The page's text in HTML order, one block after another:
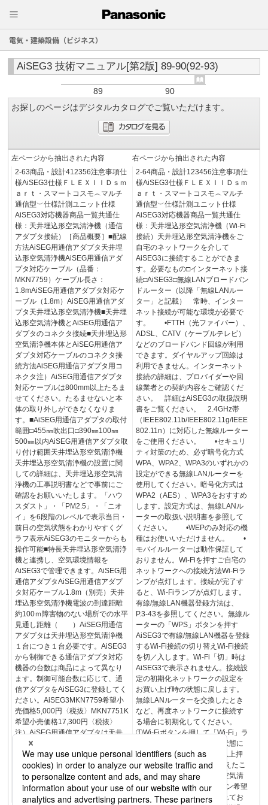
電気・建築設備（ビジネス）
AiSEG3 技術マニュアル[第2版] 89-90(92-93)
89
90
お探しのページはデジタルカタログでご覧いただけます。
左ページから抽出された内容
2-63商品・設計412356注意事項仕
様AiSEG3仕様ＦＬＥＸＩＩＤｓｍ
ａｒｔ・スマートコスモ︵マルチ
通信型︶仕様計測ユニット仕様
AiSEG3対応機器商品一覧共通仕
様：天井埋込形空気清浄機（通信
アダプタ接続）［商品概要］■配線
方法AiSEG用通信アダプタ天井埋
込形空気清浄機AiSEG用通信アダ
プタ対応ケーブル（品番：
MKN7759）ケーブル長さ：
1.8mAiSEG用通信アダプタ対応ケ
ーブル（1.8m）AiSEG用通信アダ
プタ天井埋込形空気清浄機■天井埋
込形空気清浄機とAiSEG用通信ア
ダプタのコネクタ接続■天井埋込形
空気清浄機本体とAiSEG用通信ア
ダプタ対応ケーブルのコネクタ接
続方法AiSEG用通信アダプタ用コ
ネクタ注）AiSEG用通信アダプタ
対応ケーブルは800mm以上たるま
せてください。たるませないと本
体の取り外しができなくなりま
す。■AiSEG用通信アダプタの取付
範囲□455㎜吹出口□390㎜100㎜
500㎜以内AiSEG用通信アダプタ取
り付け範囲天井埋込形空気清浄機
天井埋込形空気清浄機の設置に関
しての詳細は、天井埋込形空気清
浄機の工事説明書などで事前にご
確認をお願いいたします。「ハウ
スダスト」・「PM2.5」・「ニオ
イ」を6段階のレベルで表示当日・
前日の空気状態をわかりやすくグ
ラフ表示AiSEG3のモニターからも
操作可能■特長天井埋込形空気清浄
機と連携し、空気環境情報を
AiSEG3で管理できます。AiSEG用
通信アダプタAiSEG用通信アダプ
タ対応ケーブル1.8m（別売）天井
埋込形空気清浄機電波の到達距離
約100ｍ障害物のない場所での水平
見通し距離（ ）AiSEG用通信
アダプタは天井埋込形空気清浄機
１台につき１台必要です。AiSEG3
から制御できる通信アダプタ対応
機器の台数は商品によって異なり
ます。制御可能台数に応じて、通
信アダプタをAiSEG3に登録してく
ださい。AiSEG3MKN7759希望小
売価格5,000円〈税抜〉MKN7751K
希望小売価格17,300円〈税抜〉
注）AiSEG用通信アダプタは天井
埋込形空気清浄機1台につき1台必
要です。AiSEG3から制御できる天
井埋込形空気清浄機の台数は
AiSEG3（MKN706/MKN7140/MK
N7141）は4台、
AiSEG3（MKN707）は2台です。
右ページから抽出された内容
2-64商品・設計123456注意事項仕
様AiSEG3仕様ＦＬＥＸＩＩＤｓｍ
ａｒｔ・スマートコスモ︵マルチ
通信型︶仕様計測ユニット仕様
AiSEG3対応機器商品一覧共通仕
様：天井埋込形空気清浄機（Wi-Fi
接続）天井埋込形空気清浄機をご
自宅のネットワークを介して
AiSEG3に接続することができま
す。必要なもの□インターネット接
続□AiSEG3□無線LANブロードバン
ドルーター（以降「無線LANルー
ター」と記載） 常時、インター
ネット接続が可能な環境が必要で
す。 •FTTH（光ファイバー）、
ADSL、CATV（ケーブルテレビ）
などのブロードバンド回線が利用
できます。ダイヤルアップ回線は
利用できません。インターネット
接続の詳細は、プロバイダーや回
線業者との契約内容をご確認くだ
さい。 詳細はAiSEG3の取扱説明
書をご覧ください。 2.4GHz帯
（IEEE802.11b/IEEE802.11g/IEEE
802.11n）に対応した無線ルーター
をご使用ください。 •セキュリ
ティ対策のため、必ず暗号化方式
WPA、WPA2、WPA3のいずれかの
設定ができる無線LANルーターを
使用してください。暗号化方式は
WPA2（AES）、WPA3をおすすめ
します。設定方式は、無線LANル
ーターの取扱い説明書を参照して
ください。 •WEPのみ対応の機
種はお使いいただけません。 •
モバイルルーターは動作保証して
おりません。Wi-Fiを押すご自宅の
ネットワークへの接続方法Wi-Fiラ
ンプが点灯します。接続が完了す
ると、Wi-Fiランプが点灯します。
有線/無線LAN機器登録方法は、
P.3-43を参照してください。無線ル
ーターの「WPS」ボタンを押す
AiSEG3で有線/無線LAN機器を登録
するWi-Fi接続の切り替えWi-Fi接続
を切／入します。Wi-Fi「切」時は
AiSEG3で表示されません。接続設
定の初期化ネットワークの設定を
お買い上げ時の状態に戻します。
無線LANルーターを交換したとき
など、再度ネットワークに接続す
る場合に初期化してください。
①Wi-Fiボタンを押して「Wi-Fi」ラ
ンプが点灯または点滅した状態に
する。②Wi-Fiボタンを5秒以上押
して、「Wi-Fi」ランプが消えたこ
とを確認する。天井埋込形空気清
浄機ルーターAiSEG3リモコン希望
小売価格には消費税は含まれてお